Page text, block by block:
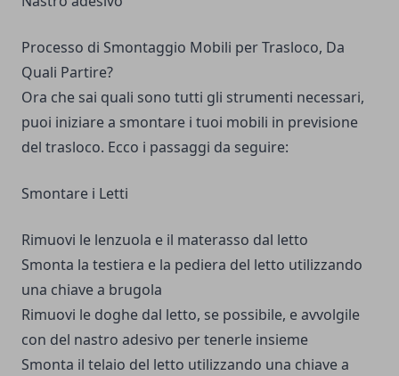
Processo di Smontaggio Mobili per Trasloco, Da
Quali Partire?
Ora che sai quali sono tutti gli strumenti necessari,
puoi iniziare a smontare i tuoi mobili in previsione
del trasloco. Ecco i passaggi da seguire:
Smontare i Letti
Rimuovi le lenzuola e il materasso dal letto
Smonta la testiera e la pediera del letto utilizzando
una chiave a brugola
Rimuovi le doghe dal letto, se possibile, e avvolgile
con del nastro adesivo per tenerle insieme
Smonta il telaio del letto utilizzando una chiave a